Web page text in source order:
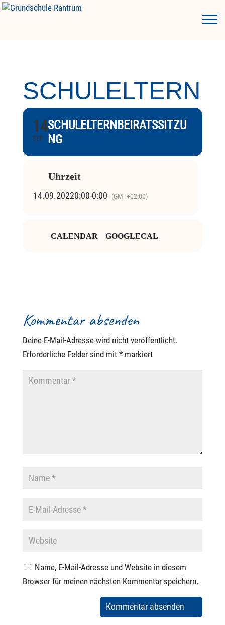
14
SEP
SCHULELTERNBEIRATSSITZU
NG
Uhrzeit
14.09.20220:00-0:00 (GMT+02:00)
CALENDAR GOOGLECAL
Kommentar absenden
Deine E-Mail-Adresse wird nicht veröffentlicht.
Erforderliche Felder sind mit *markiert
Name, E-Mail-Adresse und Website in diesem
Browser für meinen nächsten Kommentar speichern.